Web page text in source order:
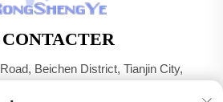
Beichen District, Tianjin City,